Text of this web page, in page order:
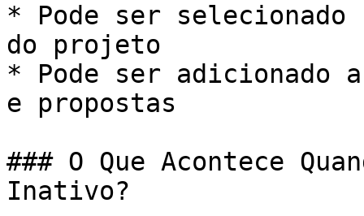
* Pode ser selecionado
do projeto
* Pode ser adicionado
e propostas
### O Que Acontece
Inativo?